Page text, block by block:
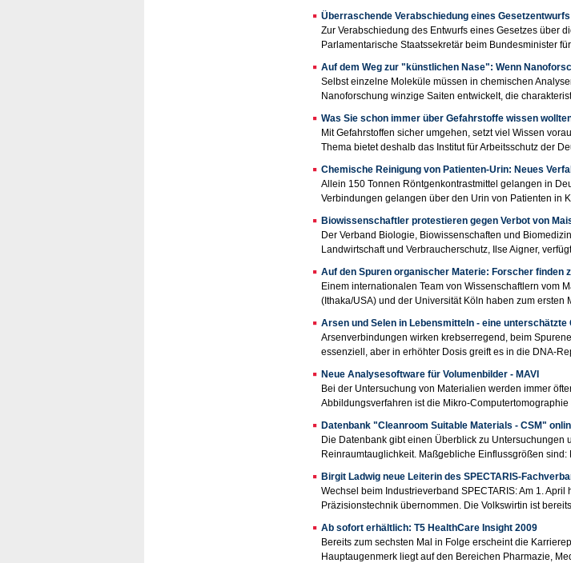
Überraschende Verabschiedung eines
Zur Verabschiedung des Entwurfs eines Gesetzes über
Parlamentarische Staatssekretär beim Bundesminister
Auf dem Weg zur "künstlichen Nase": Wenn
Selbst einzelne Moleküle müssen in chemischen
Nanoforschung winzige Saiten entwickelt, die
Was Sie schon immer über Gefahrstoffe wissen
Mit Gefahrstoffen sicher umgehen, setzt viel Wissen
Thema bietet deshalb das Institut für Arbeitsschutz der
Chemische Reinigung von Patienten-Urin: Neues
Allein 150 Tonnen Röntgenkontrastmittel gelangen in
Verbindungen gelangen über den Urin von Patienten in
Biowissenschaftler protestieren gegen Verbot von
Der Verband Biologie, Biowissenschaften und
Landwirtschaft und Verbraucherschutz, Ilse Aigner,
Auf den Spuren organischer Materie: Forscher finden
Einem internationalen Team von Wissenschaftlern vom
(Ithaka/USA) und der Universität Köln haben zum ersten
Arsen und Selen in Lebensmitteln - eine unterschätzte
Arsenverbindungen wirken krebserregend, beim
essenziell, aber in erhöhter Dosis greift es in die DNA-
Neue Analysesoftware für Volumenbilder - MAVI
Bei der Untersuchung von Materialien werden immer
Abbildungsverfahren ist die Mikro-Computertomographie
Datenbank "Cleanroom Suitable Materials - CSM"
Die Datenbank gibt einen Überblick zu
Reinraumtauglichkeit. Maßgebliche Einflussgrößen sind:
Birgit Ladwig neue Leiterin des SPECTARIS-
Wechsel beim Industrieverband SPECTARIS: Am 1.
Präzisionstechnik übernommen. Die Volkswirtin ist
Ab sofort erhältlich: T5 HealthCare Insight 2009
Bereits zum sechsten Mal in Folge erscheint die
Hauptaugenmerk liegt auf den Bereichen Pharmazie,